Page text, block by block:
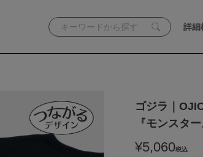
詳細
ゴジラ｜
『モンスター
¥5,060税込